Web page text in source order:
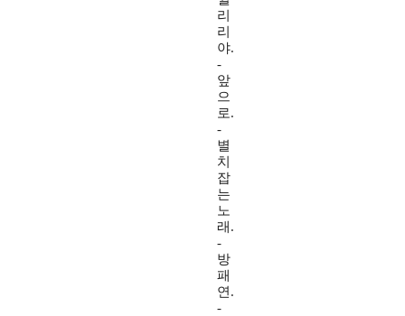
리
리
야.
-
앞
으
로.
-
별
치
잡
는
노
래.
-
방
패
연.
-